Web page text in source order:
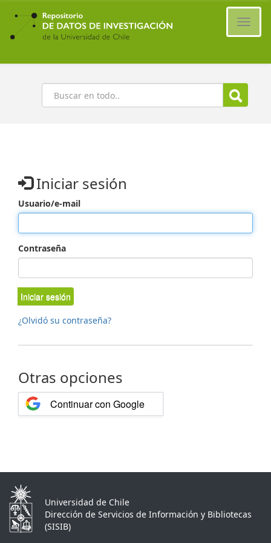
Ir
contenido
principal
Buscar
Iniciar sesión
Usuario/e-mail
Contraseña
Iniciar sesión
¿Olvidó su contraseña?
Otras opciones
Continuar con Google
Universidad de Chile
Dirección de Servicios de Información y Bibliotecas
(SISIB)